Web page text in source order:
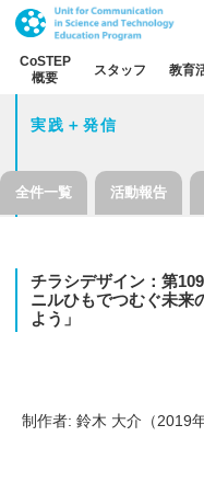
CoSTEP
概要
スタッフ 教育
実践＋発信
全件一覧 活動報告
チラシデザイン： 第109
ニルひもでつむぐ未来
よう」
制作者: 鈴木 大介（2019